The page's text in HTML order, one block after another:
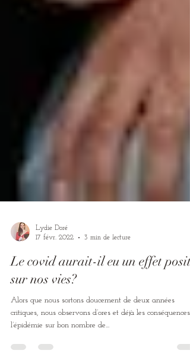
17 févr. 2022
3 min de lecture
Le covid aurait-il eu un effet
sur nos vies?
Alors que nous sortons doucement de deux années
l’épidémie sur bon nombre de...